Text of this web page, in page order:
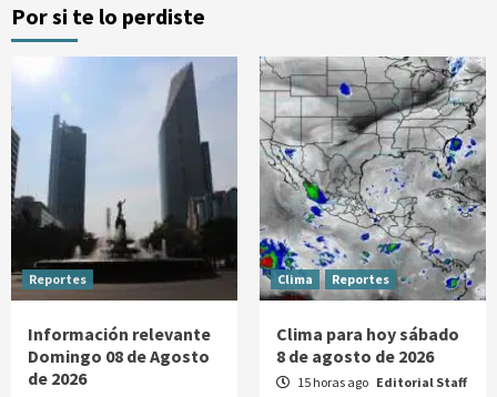
Por si te lo perdiste
Reportes
Información relevante
Domingo 08 de Agosto
de 2026
Clima Reportes
Clima para hoy sábado
8 de agosto de 2026
15 horas ago Editorial Staff